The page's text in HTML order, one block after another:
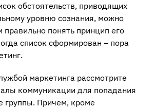
обстоятельств, приводящих
уровню сознания, можно
правильно понять принцип его
список сформирован – пора
маркетинга рассмотрите
коммуникации для попадания
группы. Причем, кроме